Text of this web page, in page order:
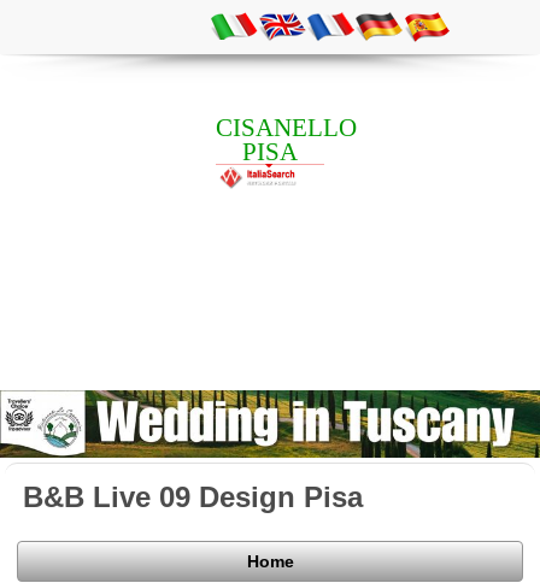
CISANELLO
PISA
B&B Live 09 Design Pisa
Home